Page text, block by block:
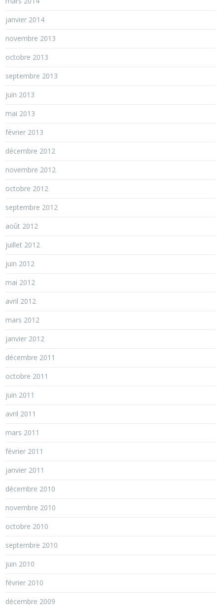
janvier 2014
novembre 2013
octobre 2013
septembre 2013
juin 2013
mai 2013
février 2013
décembre 2012
novembre 2012
octobre 2012
septembre 2012
août 2012
juillet 2012
juin 2012
mai 2012
avril 2012
mars 2012
janvier 2012
décembre 2011
octobre 2011
juin 2011
avril 2011
mars 2011
février 2011
janvier 2011
décembre 2010
novembre 2010
octobre 2010
septembre 2010
juin 2010
février 2010
décembre 2009